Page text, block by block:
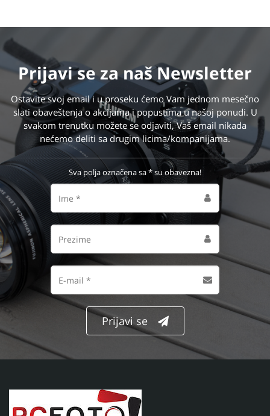
Prijavi seza naš Newsletter
Ostavite svoj email i u proseku ćemo Vam jednom mesečno
slati obaveštenja o akcijama i popustima u našoj ponudi. U
svakom trenutku možete se odjaviti, Vaš email nikada
nećemo deliti sa drugim licima/kompanijama.
Sva polja označena sa * su obavezna!
Prijavi se